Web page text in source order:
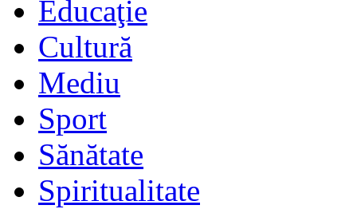
Educaţie
Cultură
Mediu
Sport
Sănătate
Spiritualitate